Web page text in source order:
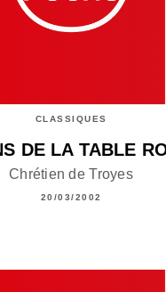
CLASSIQUES
DE LA TABLE
Chrétien de Troyes
20/03/2002